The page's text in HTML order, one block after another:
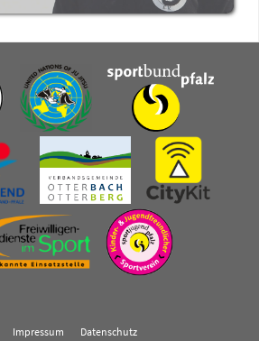
Impressum Datenschutz